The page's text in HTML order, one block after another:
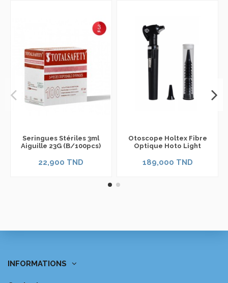
Seringues Stériles 3ml
Aiguille 23G (B/100pcs)
22,900 TND
Otoscope Holtex Fibre
Optique Hoto Light
189,000 TND
INFORMATIONS